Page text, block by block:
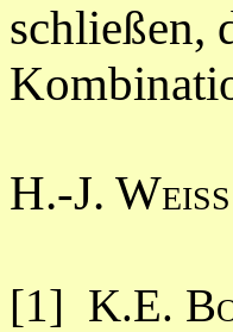
schließen,
H.-J.
[1] K.E.